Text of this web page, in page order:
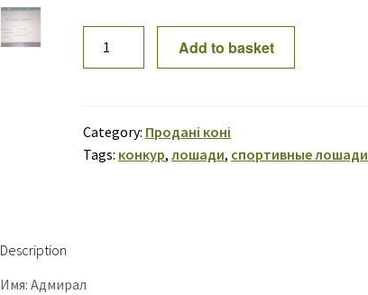
Адмирал
Add to basket
Category: Продані коні
Tags: конкур,лошади, спортивные лошади
Description
Имя: Адмирал